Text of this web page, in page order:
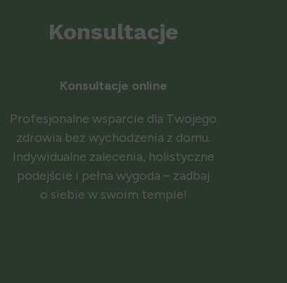
Konsultacje
Konsultacje online
Profesjonalne wsparcie dla Twojego
zdrowia bez wychodzenia z domu.
Indywidualne zalecenia, holistyczne
podejście i pełna wygoda – zadbaj
o siebie w swoim tempie!